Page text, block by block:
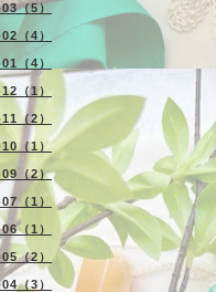
（5）
（4）
（4）
（1）
（2）
（1）
（2）
（1）
（1）
（2）
（3）